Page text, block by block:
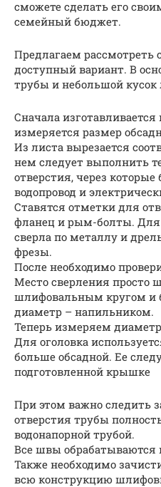
сможете сделать его
семейный бюджет.
Предлагаем рассмотреть
доступный вариант. В
трубы и небольшой кусок
Сначала
измеряется размер
Из листа вырезается
нем следует выполнить
отверстия, через
водопровод и
Ставятся отметки для
фланец и рым-болты. Для
сверла по металлу и
фрезы.
После необходимо
Место сверления просто
шлифовальным кругом и
диаметр – напильником.
Теперь измеряем
Для оголовка
больше обсадной. Ее
подготовленной крышке
При этом важно следить
отверстия трубы
водонапорной трубой.
Все швы
Также необходимо
всю конструкцию